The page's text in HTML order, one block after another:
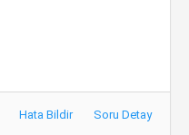
Hata Bildir Soru Detay